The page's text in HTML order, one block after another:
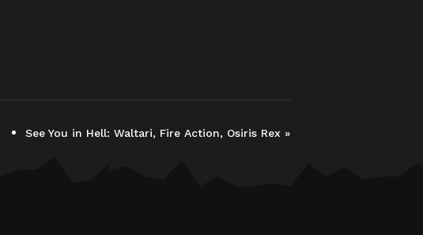
See You in Hell: Waltari, Fire Action, Osiris Rex »